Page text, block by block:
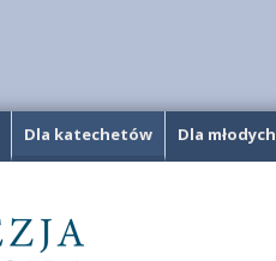
Dla katechetów Dla młodych